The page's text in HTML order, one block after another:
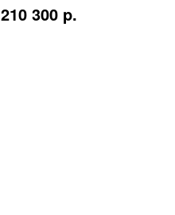
210 300 p.